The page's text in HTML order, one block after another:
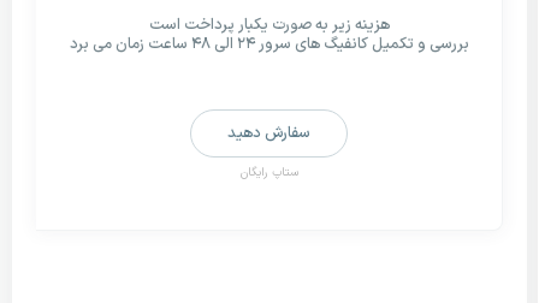
هزینه زیر به صورت یکبار پرداخت است
بررسی و تکمیل کانفیگ های سرور ۲۴ الی ۴۸ ساعت زمان می برد
سفارش دهید
ستاپ رایگان